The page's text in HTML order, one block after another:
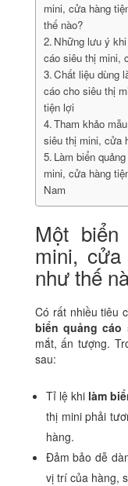
mini, cửa hàng
thế nào?
Những lưu ý
cáo siêu thị mini,
Chất liệu dùng
cáo cho siêu thị
tiện lợi
Tham khảo
siêu thị mini, cửa
Làm biển
mini, cửa hàng
Nam
Một
mini,
như thế
Có rất nhiều tiêu
biển quảng cáo
mắt, ấn tượng.
sau:
Tỉ lệ khilàm
thị mini phải
hàng.
Đảm bảo dễ
vị trí của hàng,